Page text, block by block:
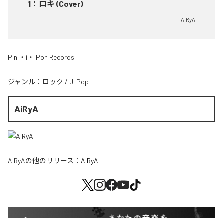
1 ： ロキ (Cover)
AiRyA
Pin ・i・ Pon Records
ジャンル： ロック / J-Pop
AiRyA
AiRyAの他のリリース： AiRyA